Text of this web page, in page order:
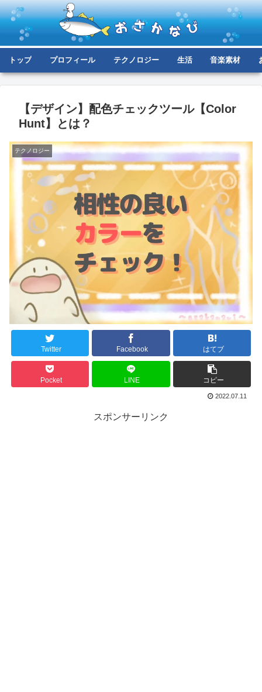
トップ プロフィール テクノロジー 生活 音楽素材
【デザイン】配色チェックツール【Color
Hunt】とは？
テクノロジー
Twitter Facebook はてブ
Pocket LINE コピー
2022.07.11
スポンサーリンク